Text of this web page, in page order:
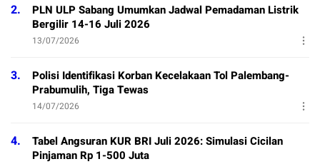
2.
PLN ULP Sabang Umumkan Jadwal Pemadaman Listrik
Bergilir 14-16 Juli 2026
13/07/2026
3.
Polisi Identifikasi Korban Kecelakaan Tol Palembang-
Prabumulih, Tiga Tewas
14/07/2026
4.
Tabel Angsuran KUR BRI Juli 2026: Simulasi Cicilan
Pinjaman Rp 1-500 Juta